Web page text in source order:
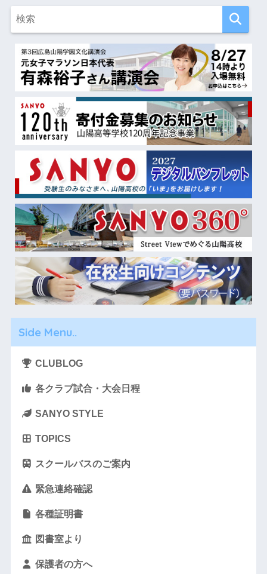
Side Menu..
CLUBLOG
各クラブ試合・大会日程
SANYO STYLE
TOPICS
スクールバスのご案内
緊急連絡確認
各種証明書
図書室より
保護者の方へ